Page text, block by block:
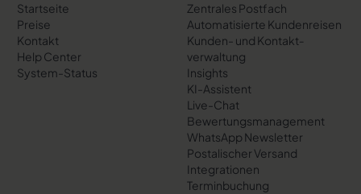
Startseite
Preise
Kontakt
Help Center
System-Status
Zentrales Postfach
Automatisierte Kundenreisen
Kunden- und Kontakt­
verwaltung
Insights
KI-Assistent
Live-Chat
Bewertungs­management
WhatsApp Newsletter
Postalischer Versand
Integrationen
Terminbuchung